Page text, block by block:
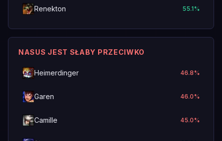
Renekton 55.1%
NASUS JEST SŁABY PRZECIWKO
Heimerdinger 46.8%
Garen 46.0%
Camille 45.0%